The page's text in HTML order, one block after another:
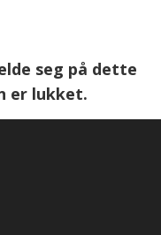
seg på dette
er lukket.